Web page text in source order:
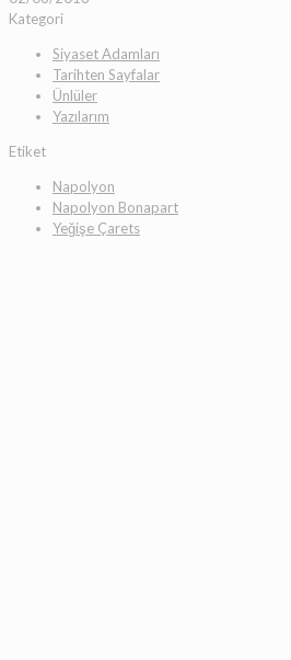
Kategori
Siyaset Adamları
Tarihten Sayfalar
Ünlüler
Yazılarım
Etiket
Napolyon
Napolyon Bonapart
Yeğişe Çarets